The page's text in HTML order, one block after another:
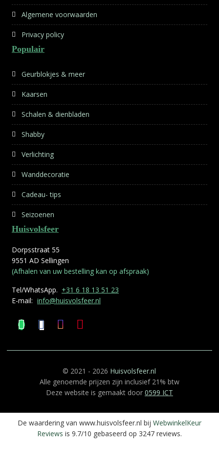
Algemene voorwaarden
Privacy policy
Populair
Geurblokjes & meer
Kaarsen
Schalen & dienbladen
Shabby
Verlichting
Wanddecoratie
Cadeau- tips
Seizoenen
Huisvolsfeer
Dorpsstraat 55
9551 AD Sellingen
(Afhalen van uw bestelling kan op afspraak)
Tel/WhatsApp. +31 6 18 13 51 23
E-mail: info@huisvolsfeer.nl
© 2021 - 2026 Huisvolsfeer.nl
Alle genoemde prijzen zijn inclusief 21% btw
Deze website is gemaakt door 0599 ICT
De waardering van www.huisvolsfeer.nl bij WebwinkelKeur
Reviews is 9.7/10 gebaseerd op 3247 reviews.